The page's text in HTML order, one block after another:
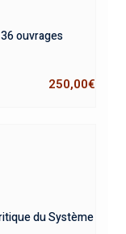
ouvrages
250,00€
du Système